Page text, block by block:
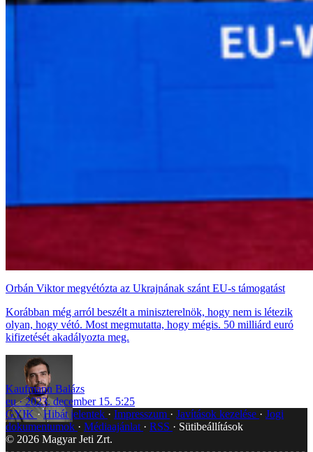
Orbán Viktor megvétózta az Ukrajnának szánt EU-s támogatást
Korábban még arról beszélt a miniszterelnök, hogy nem is létezik
olyan, hogy vétó. Most megmutatta, hogy mégis. 50 milliárd euró
kifizetését akadályozta meg.
Kaufmann Balázs
eu
2023. december 15. 5:25
GYIK
Hibát jelentek Impresszum Javítások kezelése
Jogi
dokumentumok
Médiaajánlat RSS
Sütibeállítások
© 2026 Magyar Jeti Zrt.